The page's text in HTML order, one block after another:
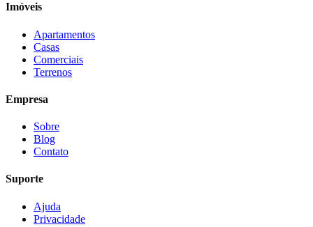
Imóveis
Apartamentos
Casas
Comerciais
Terrenos
Empresa
Sobre
Blog
Contato
Suporte
Ajuda
Privacidade